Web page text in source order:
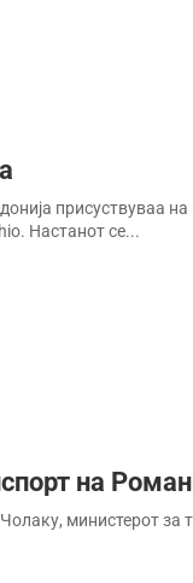
присуствуваа на
Настанот се...
на
министерот за